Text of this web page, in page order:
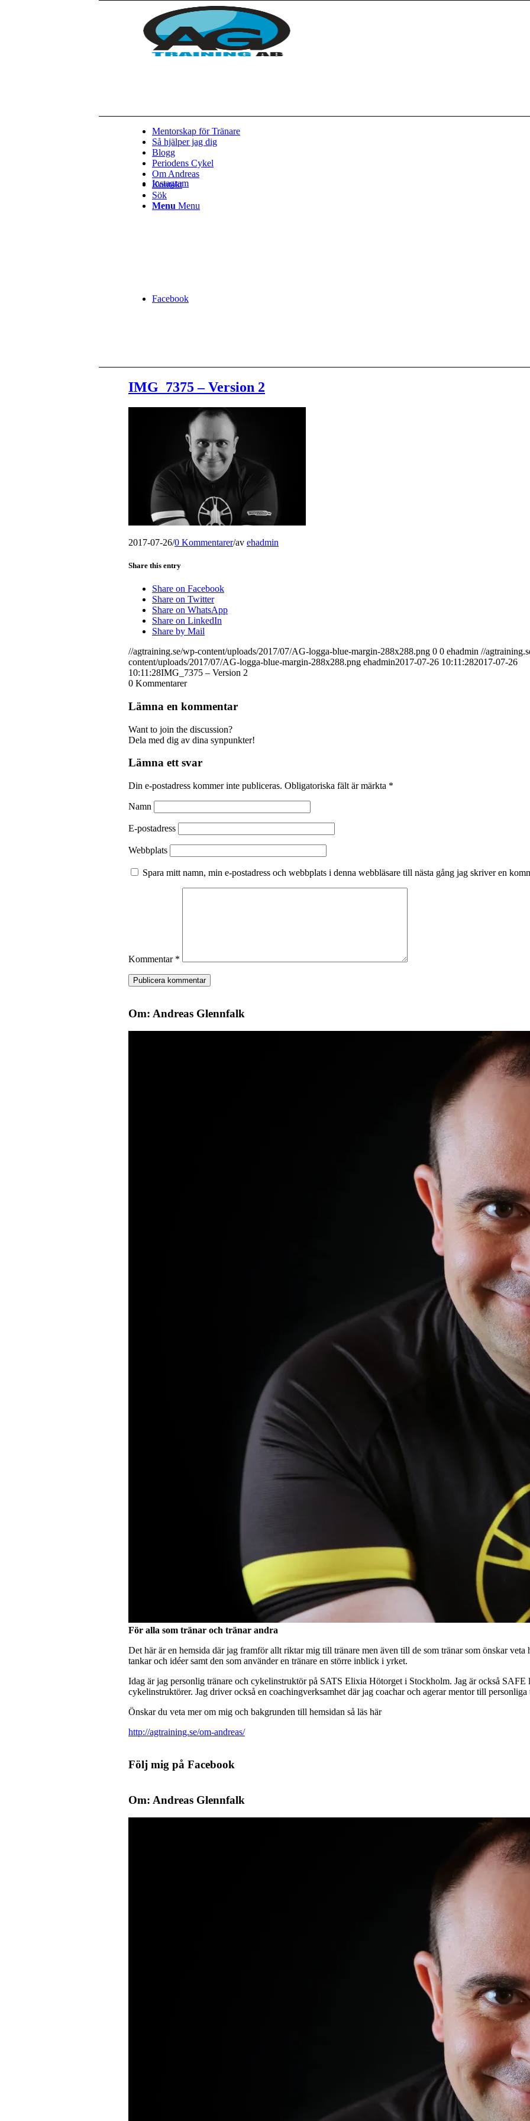
Instagram
Facebook
Mentorskap för Tränare
Så hjälper jag dig
Blogg
Periodens Cykel
Om Andreas
Kontakt
Sök
Menu Menu
IMG_7375 – Version 2
2017-07-26/0 Kommentarer/av ehadmin
Share this entry
Share on Facebook
Share on Twitter
Share on WhatsApp
Share on LinkedIn
Share by Mail
//agtraining.se/wp-content/uploads/2017/07/AG-logga-blue-margin-288x288.png 0 0 ehadmin //
content/uploads/2017/07/AG-logga-blue-margin-288x288.png ehadmin2017-07-26 10:11:282017-07-26
10:11:28IMG_7375 – Version 2
0 Kommentarer
Lämna en kommentar
Want to join the discussion?
Dela med dig av dina synpunkter!
Lämna ett svar
Din e-postadress kommer inte publiceras. Obligatoriska fält är märkta *
Namn
E-postadress
Webbplats
Spara mitt namn, min e-postadress och webbplats i denna webbläsare till nästa gång jag skriver en
Kommentar *
Om: Andreas Glennfalk
För alla som tränar och tränar andra
Det här är en hemsida där jag framför allt riktar mig till tränare men även till de som tränar som önskar veta
tankar och idéer samt den som använder en tränare en större inblick i yrket.
Idag är jag personlig tränare och cykelinstruktör på SATS Elixia Hötorget i Stockholm. Jag är också SAFE
cykelinstruktörer. Jag driver också en coachingverksamhet där jag coachar och agerar mentor till personliga
Önskar du veta mer om mig och bakgrunden till hemsidan så läs här
http://agtraining.se/om-andreas/
Följ mig på Facebook
Om: Andreas Glennfalk